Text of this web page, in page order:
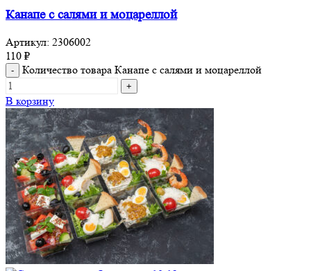
Канапе с салями и моцареллой
Артикул: 2306002
110 ₽
Количество товара Канапе с салями и моцареллой
В корзину